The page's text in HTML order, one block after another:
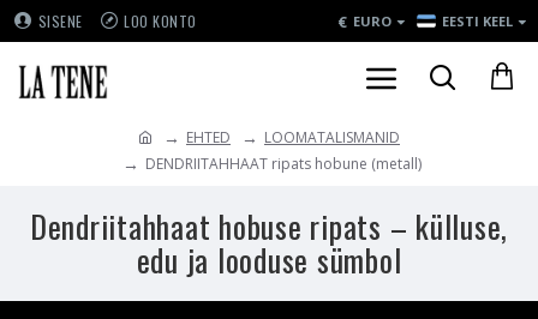
SISENE LOO KONTO € EURO EESTI KEEL
EHTED
LOOMATALISMANID
DENDRIITAHHAAT ripats hobune (metall)
Dendriitahhaat hobuse ripats – külluse,
edu ja looduse sümbol